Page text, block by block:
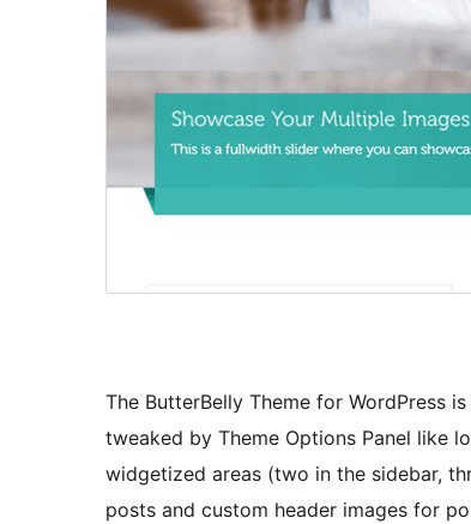
The ButterBelly Theme for WordPress
tweaked by Theme Options Panel like
widgetized areas (two in the sidebar,
posts and custom header images for